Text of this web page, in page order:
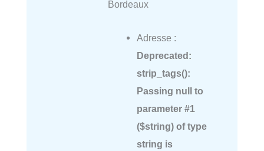
Bordeaux
Adresse :
Deprecated:
strip_tags():
Passing null to
parameter #1
($string) of type
string is